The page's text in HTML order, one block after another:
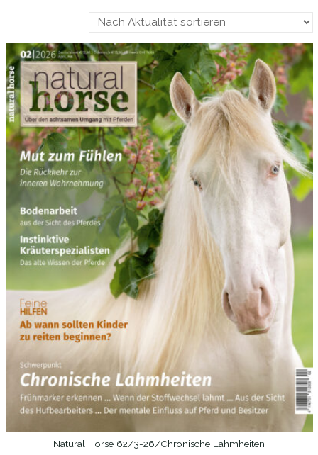
IN DEN WARENKORB
Natural Horse 62/3-26/Chronische Lahmheiten